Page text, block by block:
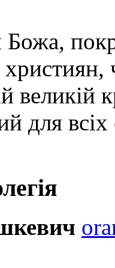
Божа,
великій
для